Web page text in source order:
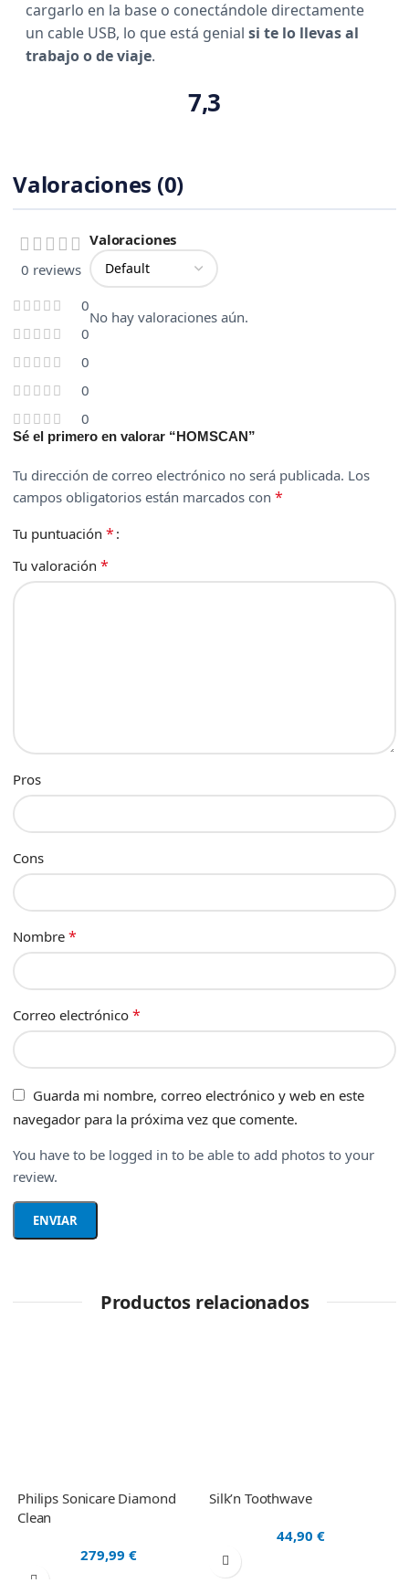
7,3
cargarlo en la base o conectándole directamente
un cable USB, lo que está genial si te lo llevas al
trabajo o de viaje.
Valoraciones (0)
0 reviews
0
0
0
0
0
Valoraciones
No hay valoraciones aún.
Sé el primero en valorar “HOMSCAN”
Tu dirección de correo electrónico no será publicada. Los
campos obligatorios están marcados con *
Tu puntuación *
Tu valoración *
Pros
Cons
Nombre *
Correo electrónico *
Guarda mi nombre, correo electrónico y web en este
navegador para la próxima vez que comente.
You have to be logged in to be able to add photos to your
review.
Productos relacionados
Philips Sonicare Diamond
Clean
279,99 €
Silk’n Toothwave
44,90 €